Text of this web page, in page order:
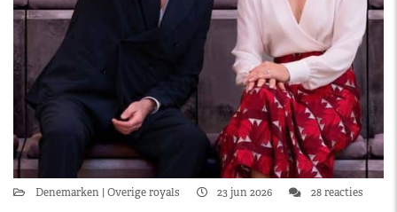
Denemarken Overige royals 23 jun 2026 28 reacties